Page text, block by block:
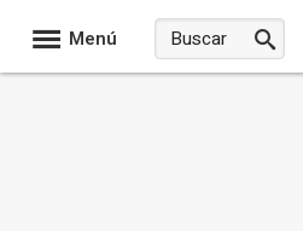
Menú